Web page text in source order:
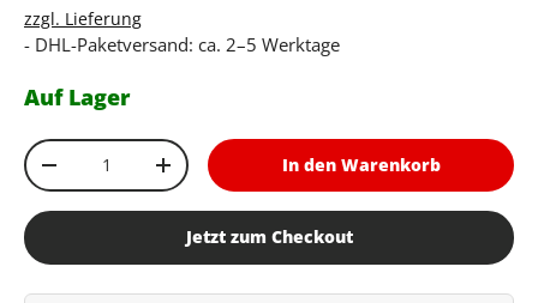
zzgl. Lieferung
- DHL-Paketversand: ca. 2–5 Werktage
Auf Lager
Anzahl
Menge verringernMenge erhöhenIn den Warenkorb
Jetzt zum Checkout